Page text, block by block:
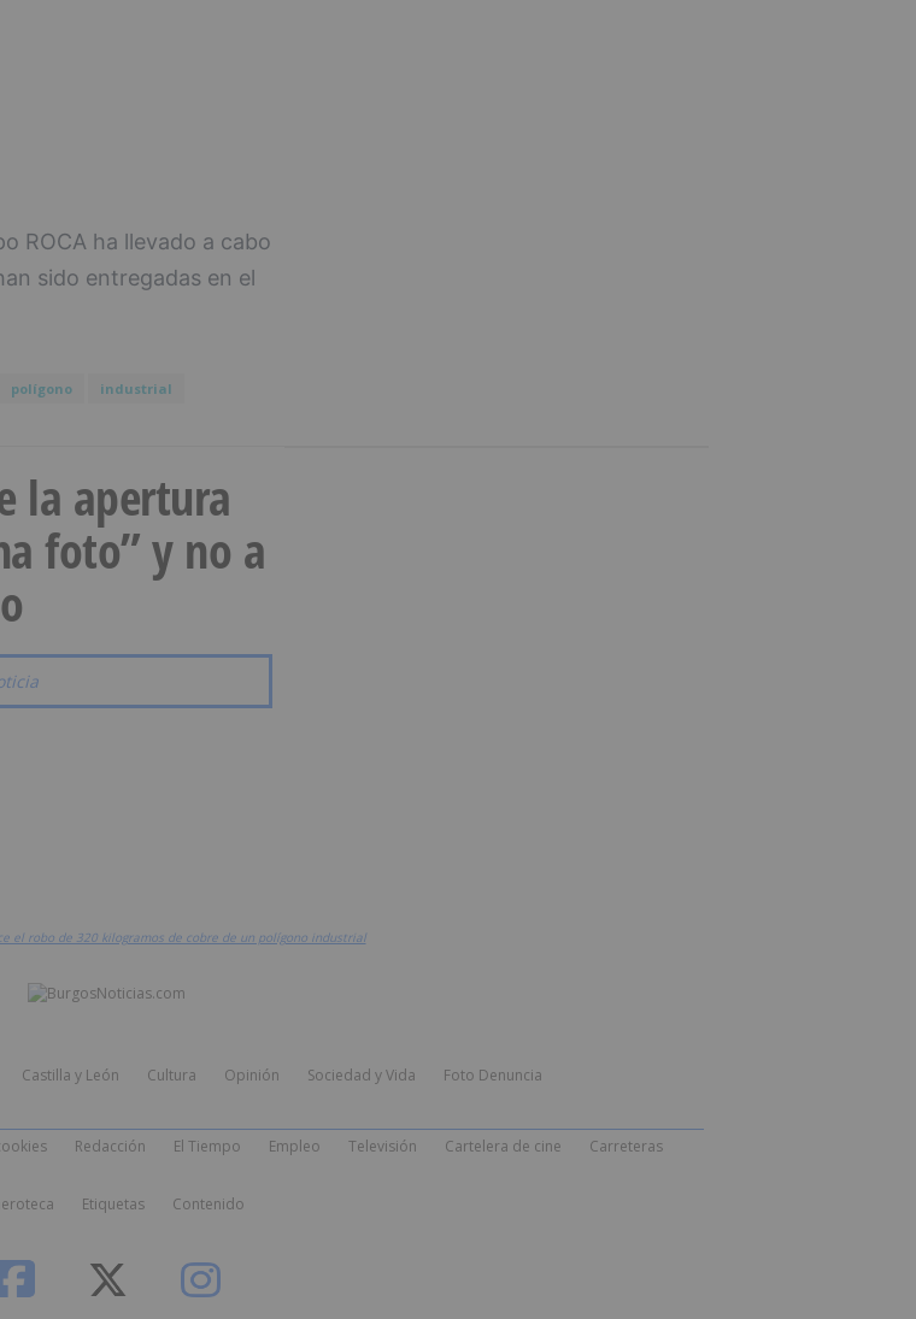
ROCA ha llevado a cabo
sido entregadas en el
polígono industrial
la apertura
foto” y no a
el robo de 320 kilogramos de cobre de un polígono industrial
Castilla y León Cultura Opinión Sociedad y Vida Foto Denuncia
Redacción El Tiempo Empleo Televisión Cartelera de cine Carreteras
Etiquetas Contenido